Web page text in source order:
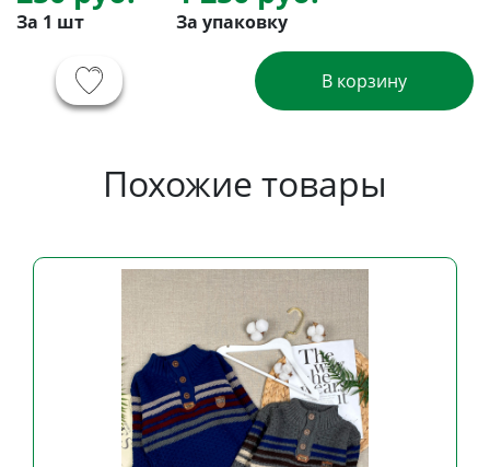
За 1 шт За упаковку
В корзину
Похожие товары